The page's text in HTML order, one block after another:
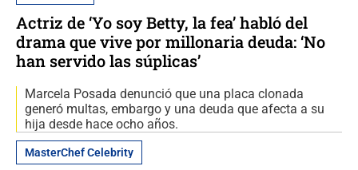
Actriz de ‘Yo soy Betty, la fea’ habló del
drama que vive por millonaria deuda: ‘No
han servido las súplicas’
Marcela Posada denunció que una placa clonada
generó multas, embargo y una deuda que afecta a su
hija desde hace ocho años.
MasterChef Celebrity